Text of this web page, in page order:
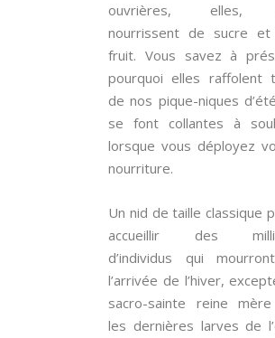
ouvrières, elles,
nourrissent de sucre
fruit. Vous savez à
pourquoi elles raffolent
de nos pique-niques
se font collantes à
lorsque vous déployez
nourriture.
Un nid de taille classique
accueillir des
d’individus qui
l’arrivée de l’hiver,
sacro-sainte reine
les dernières larves de